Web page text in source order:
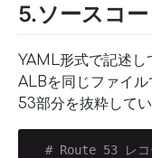
5.ソースコ
YAML形式で記述し
ALBを同じファイ
53部分を抜粋してい
# Route 53 レコ